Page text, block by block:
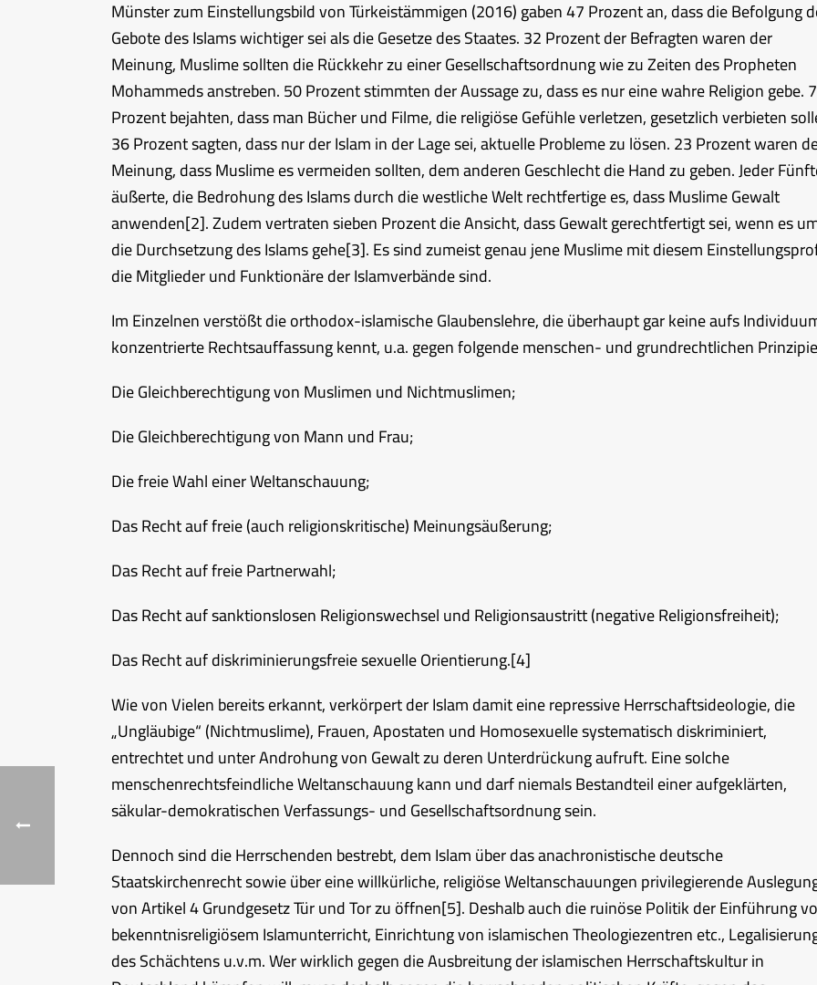
Münster zum Einstellungsbild von Türkeistämmigen (2016) gaben 47 Prozent an, dass die Befolgung
Gebote des Islams wichtiger sei als die Gesetze des Staates. 32 Prozent der Befragten waren der
Meinung, Muslime sollten die Rückkehr zu einer Gesellschaftsordnung wie zu Zeiten des Propheten
Mohammeds anstreben. 50 Prozent stimmten der Aussage zu, dass es nur eine wahre Religion gebe.
Prozent bejahten, dass man Bücher und Filme, die religiöse Gefühle verletzen, gesetzlich verbieten
36 Prozent sagten, dass nur der Islam in der Lage sei, aktuelle Probleme zu lösen. 23 Prozent waren
Meinung, dass Muslime es vermeiden sollten, dem anderen Geschlecht die Hand zu geben. Jeder
äußerte, die Bedrohung des Islams durch die westliche Welt rechtfertige es, dass Muslime Gewalt
anwenden[2].Zudem vertraten sieben Prozent die Ansicht, dass Gewalt gerechtfertigt sei, wenn es
die Durchsetzung des Islams gehe[3]. Es sind zumeist genau jene Muslime mit diesem
die Mitglieder und Funktionäre der Islamverbände sind.
Im Einzelnen verstößt die orthodox-islamische Glaubenslehre, die überhaupt gar keine aufs
konzentrierte Rechtsauffassung kennt, u.a. gegen folgende menschen- und grundrechtlichen
Die Gleichberechtigung von Muslimen und Nichtmuslimen;
Die Gleichberechtigung von Mann und Frau;
Die freie Wahl einer Weltanschauung;
Das Recht auf freie (auch religionskritische) Meinungsäußerung;
Das Recht auf freie Partnerwahl;
Das Recht auf sanktionslosen Religionswechsel und Religionsaustritt (negative Religionsfreiheit);
Das Recht auf diskriminierungsfreie sexuelle Orientierung.[4]
Wie von Vielen bereits erkannt, verkörpert der Islam damit eine repressive Herrschaftsideologie, die
„Ungläubige“ (Nichtmuslime), Frauen, Apostaten und Homosexuelle systematisch diskriminiert,
entrechtet und unter Androhung von Gewalt zu deren Unterdrückung aufruft. Eine solche
menschenrechtsfeindliche Weltanschauung kann und darf niemals Bestandteil einer aufgeklärten,
säkular-demokratischen Verfassungs- und Gesellschaftsordnung sein.
Dennoch sind die Herrschenden bestrebt, dem Islam über das anachronistische deutsche
Staatskirchenrecht sowie über eine willkürliche, religiöse Weltanschauungen privilegierende
von Artikel 4 Grundgesetz Tür und Tor zu öffnen[5]. Deshalb auch die ruinöse Politik der Einführung
bekenntnisreligiösem Islamunterricht, Einrichtung von islamischen Theologiezentren etc.,
des Schächtens u.v.m. Wer wirklich gegen die Ausbreitung der islamischen Herrschaftskultur in